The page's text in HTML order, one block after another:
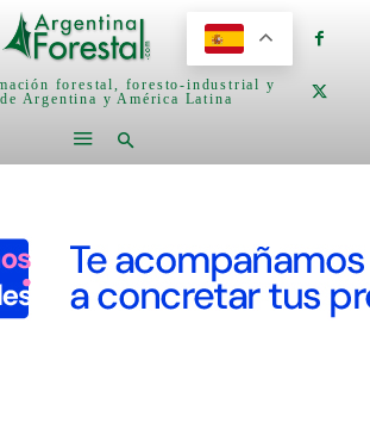
forestal, foresto-industrial y
Argentina y América Latina